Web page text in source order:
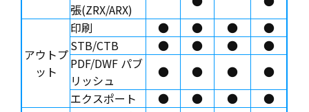
張(ZRX/ARX)
アウトプ
ット
印刷 ● ● ●
●
STB/CTB
● ● ●
●
PDF/DWF パブ
リッシュ
● ● ●
●
エクスポート
● ● ● ●